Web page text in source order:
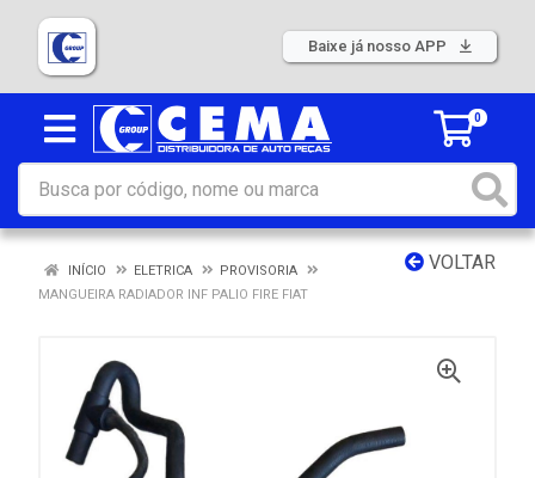
Baixe já nosso APP
0
VOLTAR
INÍCIO ELETRICA
PROVISORIA
MANGUEIRA RADIADOR INF PALIO FIRE FIAT